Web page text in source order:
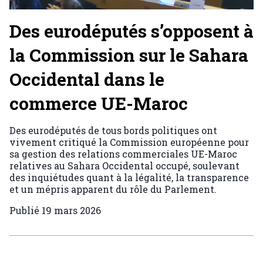
Des eurodéputés s’opposent à
la Commission sur le Sahara
Occidental dans le
commerce UE-Maroc
Des eurodéputés de tous bords politiques ont
vivement critiqué la Commission européenne pour
sa gestion des relations commerciales UE-Maroc
relatives au Sahara Occidental occupé, soulevant
des inquiétudes quant à la légalité, la transparence
et un mépris apparent du rôle du Parlement.
Publié 19 mars 2026